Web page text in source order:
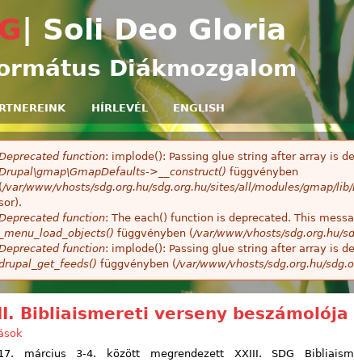
| Soli Deo Gloria
Diákmozgalom
HÍRLEVÉL ENGLISH
function: implode(): Passing glue string after array is
>__construct() függvényben
(/var/www/vhosts/sdg.org.hu/sdg.org.hu/sites/all/modules/gmap/
function: The each() function is deprecated. This
_menu_load_objects() függvényben (/var/www/vhosts/sdg.org.hu/
function: implode(): Passing glue string after array is
függvényben (/var/www/vhosts/sdg.org.hu/
Bibliaismereti verseny beszámolója
március 3-4. között megrendezett XXIII. SDG